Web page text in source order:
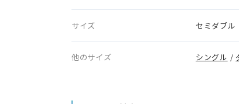
サイズ セミダブル
他のサイズ シングル /